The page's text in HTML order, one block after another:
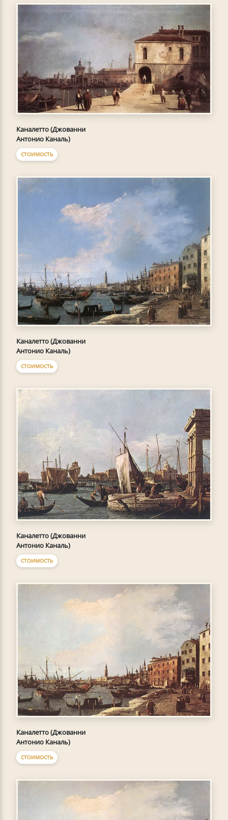
Каналетто (Джованни
Антонио Каналь)
СТОИМОСТЬ
Каналетто (Джованни
Антонио Каналь)
СТОИМОСТЬ
Каналетто (Джованни
Антонио Каналь)
СТОИМОСТЬ
Каналетто (Джованни
Антонио Каналь)
СТОИМОСТЬ